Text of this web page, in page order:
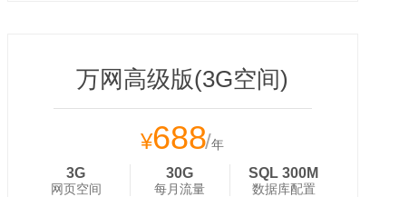
万网高级版(3G空间)
¥688/年
3G
网页空间
30G
每月流量
SQL 300M
数据库配置